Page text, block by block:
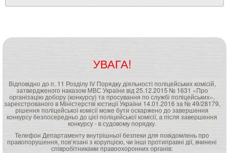
УВАГА!
Відповідно до п. 11 Розділу ІV Порядку діяльності поліцейських комісій,
затвердженого наказом МВС України від 25.12.2015 № 1631 «Про
організацію добору (конкурсу) та просування по службі поліцейських»,
зареєстрованого в Міністерстві юстиції України 14.01.2016 за № 49/28179,
рішення поліцейської комісії може бути оскаржено до завершення
конкурсу безпосередньо до цієї поліцейської комісії, а після завершення
конкурсу - в судовому порядку.
Телефон Департаменту внутрішньої безпеки для повідомлень про
правопорушення, пов’язані з корупцією, чи інші протиправні дії, вчинені
співробітниками правоохоронних органів: